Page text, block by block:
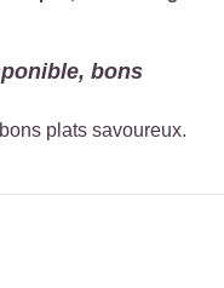
bons
plats savoureux.